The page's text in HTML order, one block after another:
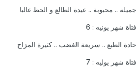
جميلة .. محبوبة .. عيدة الطالع و الحظ غالبا
فتاة شهر يونيه : 6
حادة الطبع .. سريعة الغضب .. كثيرة المزاح
فتاة شهر يوليه : 7